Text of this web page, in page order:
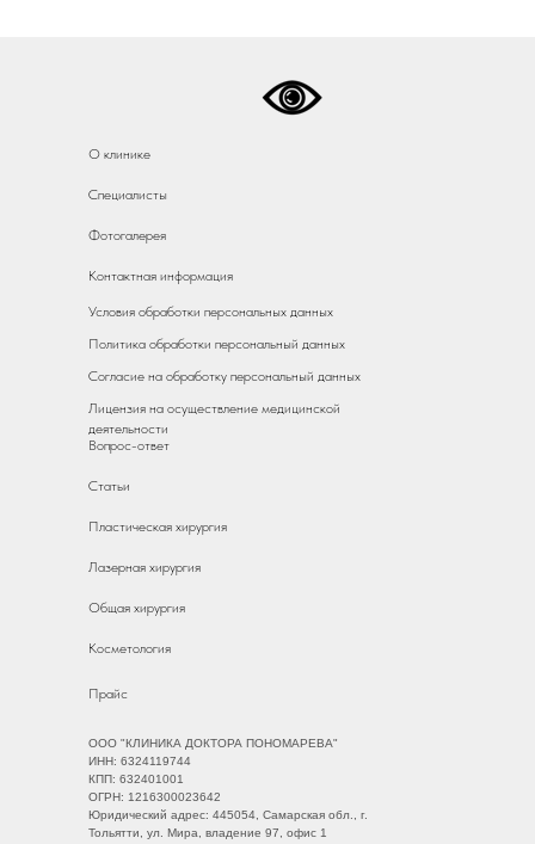
О клинике
ООО "КЛИНИКА ДОКТОРА ПОНОМАРЕВА"
ИНН: 6324119744
КПП: 632401001
ОГРН: 1216300023642
Юридический адрес: 445054, Самарская обл., г.
Тольятти, ул. Мира, владение 97, офис 1
Специалисты
Фотогалерея
Контактная информация
Согласие на обработку персональный данных
Политика обработки персональный данных
Условия обработки персональных данных
Вопрос-ответ
Статьи
Лицензия на осуществление медицинской
деятельности
Пластическая хирургия
Лазерная хирургия
Общая хирургия
Косметология
Прайс